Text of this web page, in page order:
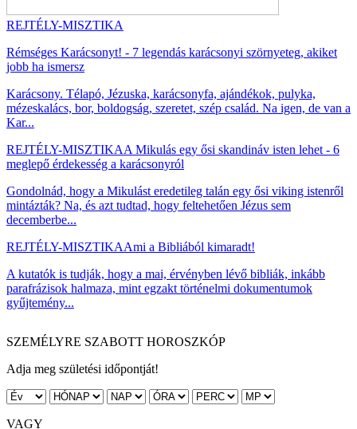
REJTÉLY-MISZTIKA
Rémséges Karácsonyt! - 7 legendás karácsonyi szörnyeteg, akiket
jobb ha ismersz
Karácsony. Télapó, Jézuska, karácsonyfa, ajándékok, pulyka,
mézeskalács, bor, boldogság, szeretet, szép család. Na igen, de van a
Kar...
REJTÉLY-MISZTIKAA Mikulás egy ősi skandináv isten lehet - 6
meglepő érdekesség a karácsonyról
Gondolnád, hogy a Mikulást eredetileg talán egy ősi viking istenről
mintázták? Na, és azt tudtad, hogy feltehetően Jézus sem
decemberbe...
REJTÉLY-MISZTIKAAmi a Bibliából kimaradt!
A kutatók is tudják, hogy a mai, érvényben lévő bibliák, inkább
parafrázisok halmaza, mint egzakt történelmi dokumentumok
gyűjtemény...
SZEMÉLYRE SZABOTT HOROSZKÓP
Adja meg születési időpontját!
VAGY